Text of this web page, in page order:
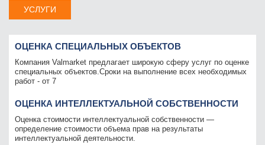
УСЛУГИ
ОЦЕНКА СПЕЦИАЛЬНЫХ ОБЪЕКТОВ
Компания Valmarket предлагает широкую сферу услуг по оценке
специальных объектов.Сроки на выполнение всех необходимых
работ - от 7
ОЦЕНКА ИНТЕЛЛЕКТУАЛЬНОЙ СОБСТВЕННОСТИ
Оценка стоимости интеллектуальной собственности —
определение стоимости объема прав на результаты
интеллектуальной деятельности.